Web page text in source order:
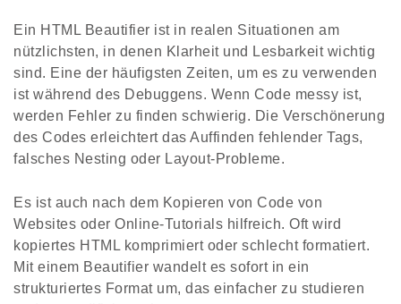
Ein HTML Beautifier ist in realen Situationen am
nützlichsten, in denen Klarheit und Lesbarkeit wichtig
sind. Eine der häufigsten Zeiten, um es zu verwenden
ist während des Debuggens. Wenn Code messy ist,
werden Fehler zu finden schwierig. Die Verschönerung
des Codes erleichtert das Auffinden fehlender Tags,
falsches Nesting oder Layout-Probleme.
Es ist auch nach dem Kopieren von Code von
Websites oder Online-Tutorials hilfreich. Oft wird
kopiertes HTML komprimiert oder schlecht formatiert.
Mit einem Beautifier wandelt es sofort in ein
strukturiertes Format um, das einfacher zu studieren